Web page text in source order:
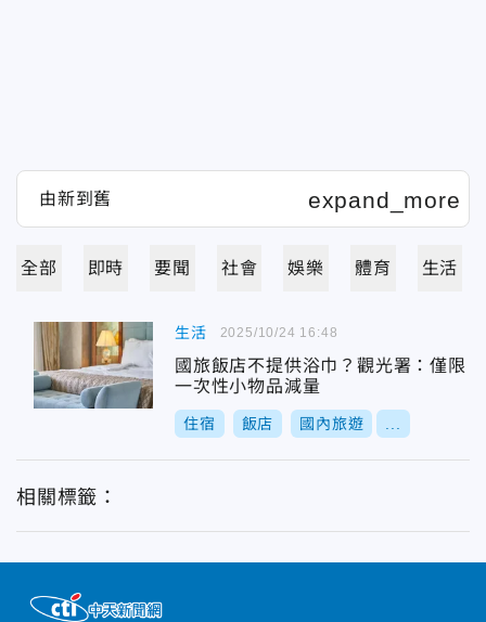
全部 即時 要聞 社會 娛樂 體育 生活
生活
國旅飯店不提供浴巾？觀光署：僅限
一次性小物品減量
住宿 飯店 國內旅遊
2025/10/24 16:48
相關標籤：